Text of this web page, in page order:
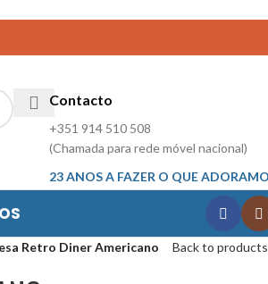
Contacto
+351 914 510 508
(Chamada para rede móvel nacional)
23 ANOS A FAZER O QUE
Retro Diner Americano Back to products